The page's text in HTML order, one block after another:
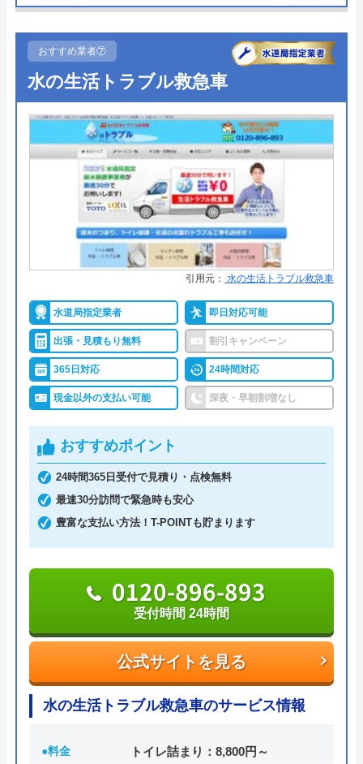
運営会社 株式会社仕上舎
代表者
所在地
〒121-0064
対応エリア
東京、千葉、埼玉、神奈川、茨城、大
阪、京都、滋賀、宮城、福島、山形 、
愛知、岐阜、石川、富山(一部地域を除
く)
水道救急センターのクチコミ on
件のクチコミ）
※クチコミの内容について
3 年前
キッチンの水漏れで、水道救急センターを呼
びました。初回無料分で10分程度の調査して
もらったところ、「原因不明」の一点張り。
後日、本格的に調査をしないと、何も分から
ないと言われました。 また、1週間後ならば
なんとか調査予約が取れるが、調査費で5万
円かかるとのこと。畳みかけるように、水道
引き直しをした場合は100万円以上かかると
言われました。その間も水漏れしている音が
しており、焦らされました。 出来るだけ早
く修理したかったので、近所の水道設備会社
に訊いてみたところ、当日中に掘り起こして
請求費用は4万円でした。 多くの方が言われ
Googleクチコミを見る
●受付時間 24時間
●定休日
●出張見積もり 出張見積もり無料
●支払い方法 現金、クレジットカード
●累計実績 約10万件以上
●保証・保険 ―
詳細は公式HPでご確認ください
水道修理プロがおすすめの理由
千葉県、東京都、神奈川県、埼玉県を中心に対応し
ている水道修理プロは、電話での相談から最短10分
で駆けつけ可能な地域密着型の業者です。
出張見積もりは無料かつ24時間・365日いつでも対
応しているため、夜間の急なトラブルも安心して頼
施工実績10万件以上という豊富な経験に基づく技術
力があるからこそ、施工保証7年という手厚いサポ
ートを用意していることも特徴です。
0120-886-775
受付時間 24時間
水道修理プロの基本情報
運営会社 株式会社大和コーポレーション
代表者 小林 竜士
おすすめ業者⑦
水の生活トラブル救急車
引用元： 水の生活トラブル救急車
水道局指定業者 即日対応可能
出張・見積もり無料 割引キャンペーン
365日対応 24時間対応
現金以外の支払い可能 深夜・早朝割増なし
おすすめポイント
24時間365日受付で見積り・点検無料
最速30分訪問で緊急時も安心
豊富な支払い方法！T-POINTも貯まります
公式サイトを見る
0120-896-893
受付時間 24時間
水の生活トラブル救急車のサービス情報
●料金 トイレ詰まり：8,800円～